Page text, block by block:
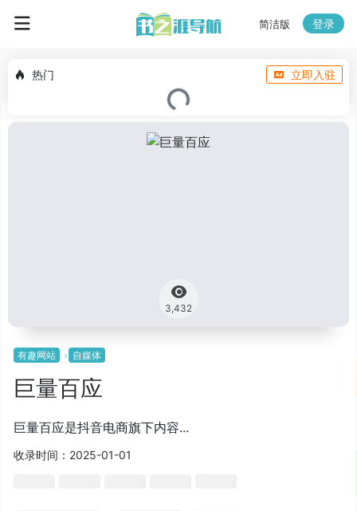
简洁版 登录
热门 立即入驻
3,432
有趣网站 自媒体
巨量百应
巨量百应是抖音电商旗下内容...
收录时间：2025-01-01